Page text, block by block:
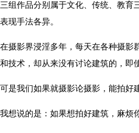
三组作品分别属于文化、传统、教育
表现手法各异。
在摄影界浸淫多年，每天在各种摄影
和技术，却从来没有讨论建筑的，即
可是我们如果就摄影论摄影，能拍好
我想说的是：如果想拍好建筑，麻烦